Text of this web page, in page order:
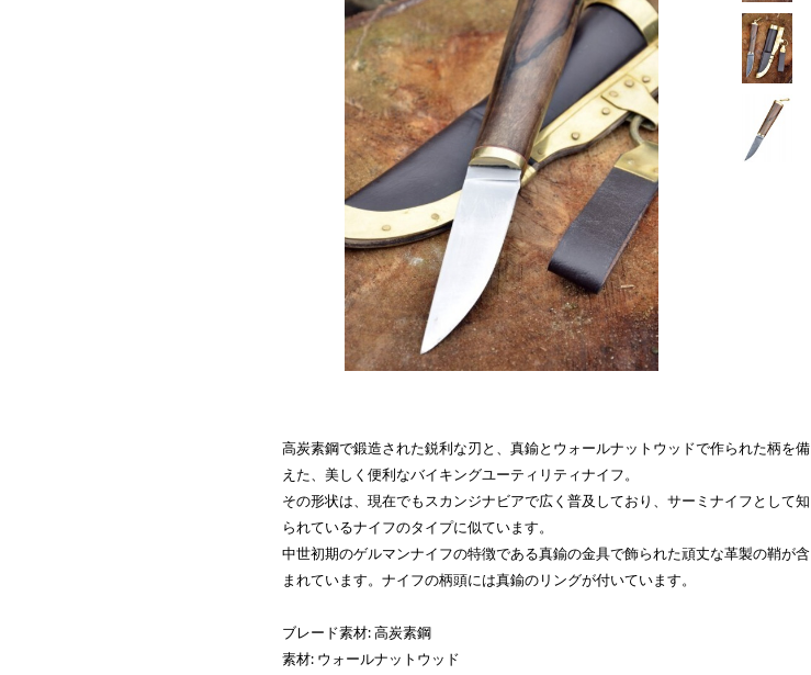
高炭素鋼で鍛造された鋭利な刃と、真鍮とウォールナットウッドで作られた柄を備
えた、美しく便利なバイキングユーティリティナイフ。
その形状は、現在でもスカンジナビアで広く普及しており、サーミナイフとして知
られているナイフのタイプに似ています。
中世初期のゲルマンナイフの特徴である真鍮の金具で飾られた頑丈な革製の鞘が含
まれています。ナイフの柄頭には真鍮のリングが付いています。
ブレード素材: 高炭素鋼
素材: ウォールナットウッド